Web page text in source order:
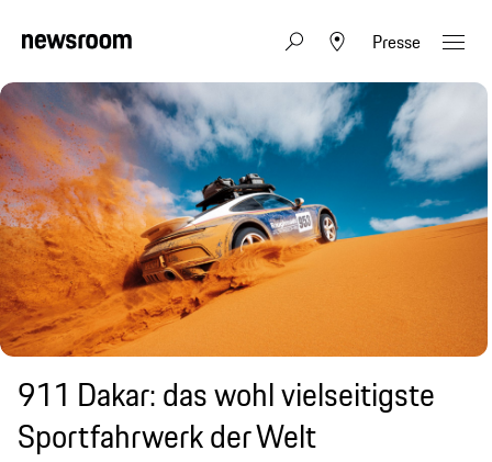
Presse
911 Dakar: das wohl vielseitigste
Sportfahrwerk der Welt